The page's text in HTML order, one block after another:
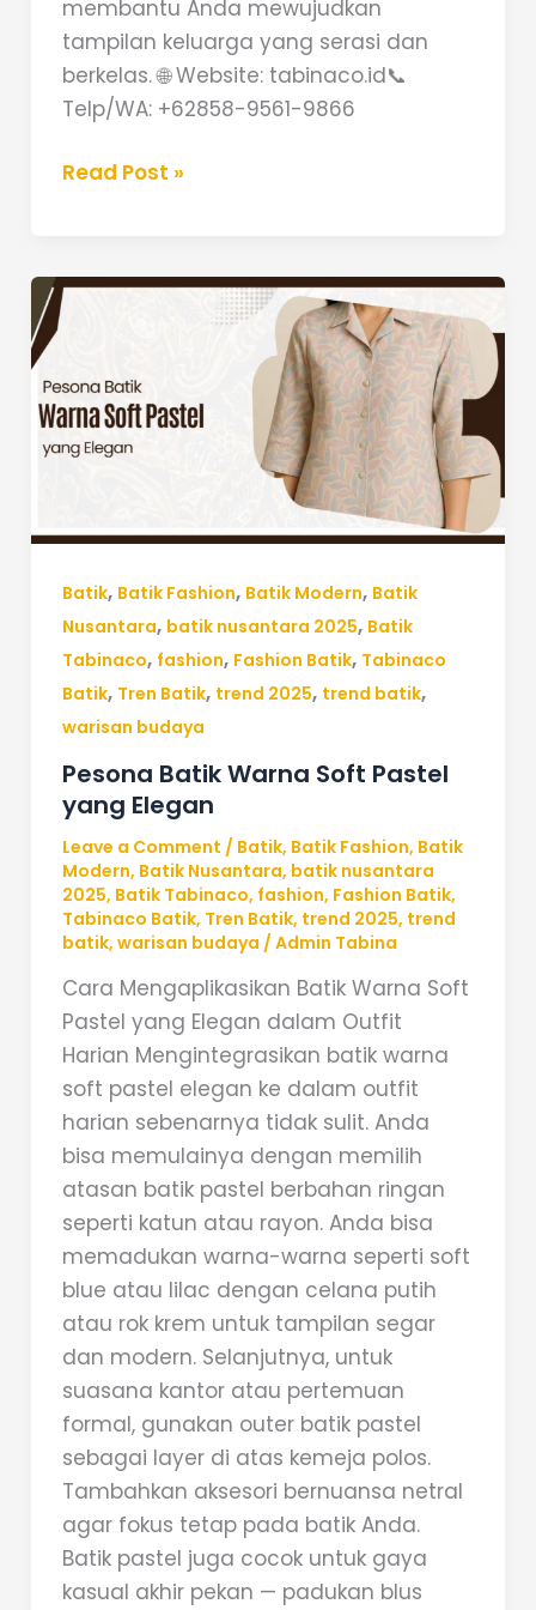
membantu Anda mewujudkan
tampilan keluarga yang serasi dan
berkelas. 🌐 Website: tabinaco.id📞
Telp/WA: +62858-9561-9866
Read Post »
Batik, Batik Fashion, Batik Modern, Batik
Nusantara, batik nusantara 2025, Batik
Tabinaco, fashion, Fashion Batik, Tabinaco
Batik, Tren Batik, trend 2025, trend batik,
warisan budaya
Pesona Batik Warna Soft Pastel
yang Elegan
Leave a Comment / Batik, Batik Fashion, Batik
Modern, Batik Nusantara, batik nusantara
2025, Batik Tabinaco, fashion, Fashion Batik,
Tabinaco Batik, Tren Batik, trend 2025, trend
batik, warisan budaya / Admin Tabina
Cara Mengaplikasikan Batik Warna Soft
Pastel yang Elegan dalam Outfit
Harian Mengintegrasikan batik warna
soft pastel elegan ke dalam outfit
harian sebenarnya tidak sulit. Anda
bisa memulainya dengan memilih
atasan batik pastel berbahan ringan
seperti katun atau rayon. Anda bisa
memadukan warna-warna seperti soft
blue atau lilac dengan celana putih
atau rok krem untuk tampilan segar
dan modern. Selanjutnya, untuk
suasana kantor atau pertemuan
formal, gunakan outer batik pastel
sebagai layer di atas kemeja polos.
Tambahkan aksesori bernuansa netral
agar fokus tetap pada batik Anda.
Batik pastel juga cocok untuk gaya
kasual akhir pekan — padukan blus
Pesona
Soft
Pastel
yang